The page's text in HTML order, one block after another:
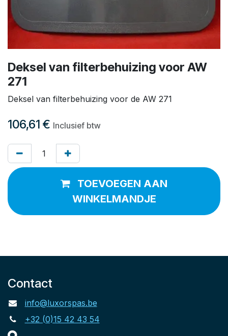
Deksel van filterbehuizing voor AW
271
Deksel van filterbehuizing voor de AW 271
106,61 € Inclusief btw
TOEVOEGEN AAN
WINKELMANDJE
Contact
info@luxorspas.be
+32 (0)15 42 43 54